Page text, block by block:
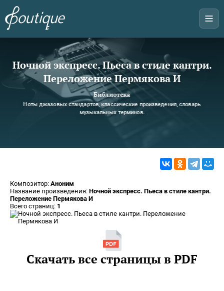
Ночной экспресс. Пьеса в стиле кантри.
Переложение Пермякова И
Библиотека
Ноты джазовых стандартов, классические произведения, словарь
музыкальных терминов.
Композитор: Аноним
Название произведения: Ночной экспресс. Пьеса в стиле кантри.
Переложение Пермякова И
Всего страниц: 1
Скачать все страницы в PDF